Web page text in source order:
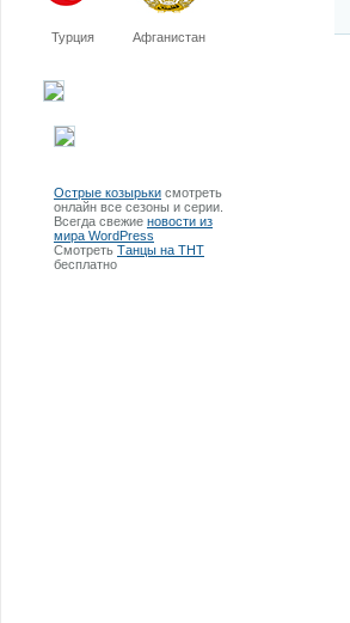
Турция Афганистан
Острые козырьки смотреть
онлайн все сезоны и серии.
Всегда свежие новости из
мира WordPress
Смотреть Танцы на ТНТ
бесплатно